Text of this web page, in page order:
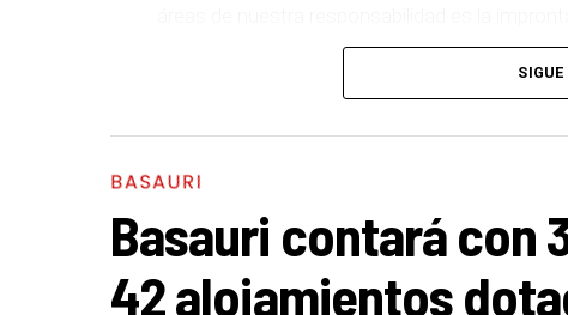
del equipo de gobierno.
En ese sentido, destacaría la construcción de
entre El Kalero y Basozelai. Es una actuación
los vecinos y vecinas de esa zona y que
En cuanto a nuestras áreas, estos tres años
destacaría elimpulso para la creación de
SIGUE
BASAURI
Basauri contará con
42 alojamientos